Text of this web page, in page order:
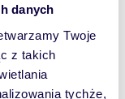
danych
Twoje
z takich
tychże,